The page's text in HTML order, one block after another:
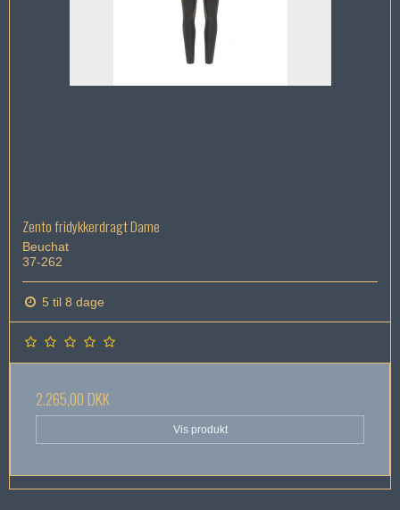
Zento fridykkerdragt Dame
Beuchat
37-262
5 til 8 dage
2.265,00 DKK
Vis produkt